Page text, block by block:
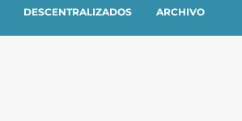
DESCENTRALIZADOS ARCHIVO